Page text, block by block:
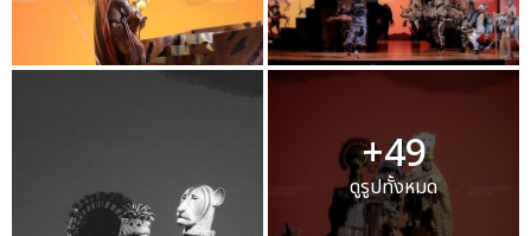
+49
ดูรูปทั้งหมด